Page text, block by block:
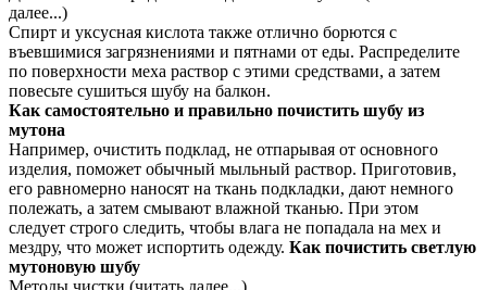
далее...)
Спирт и уксусная кислота также отлично борются с
въевшимися загрязнениями и пятнами от еды. Распределите
по поверхности меха раствор с этими средствами, а затем
повесьте сушиться шубу на балкон.
Как самостоятельно и правильно почистить шубу из
мутона
Например, очистить подклад, не отпарывая от основного
изделия, поможет обычный мыльный раствор. Приготовив,
его равномерно наносят на ткань подкладки, дают немного
полежать, а затем смывают влажной тканью. При этом
следует строго следить, чтобы влага не попадала на мех и
мездру, что может испортить одежду. Как почистить светлую
мутоновую шубу